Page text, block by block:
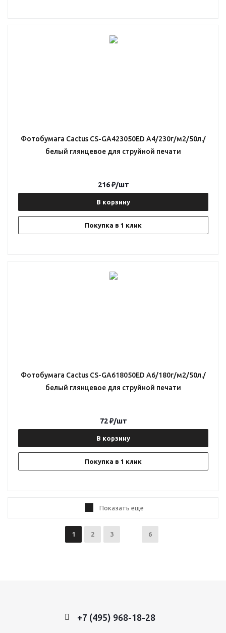
Фотобумага Cactus CS-GA423050ED A4/230г/м2/50л./
белый глянцевое для струйной печати
В корзину
Покупка в 1 клик
216₽/шт
Фотобумага Cactus CS-GA618050ED A6/180г/м2/50л./
белый глянцевое для струйной печати
В корзину
Покупка в 1 клик
72₽/шт
Показать еще
1 2 3 6
+7 (495) 968-18-28